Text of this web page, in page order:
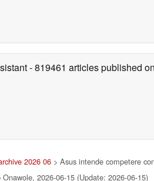
- 819461 articles published
2026 06 > Asus intende competere
Onawole, 2026-06-15 (Update: 2026-06-15)